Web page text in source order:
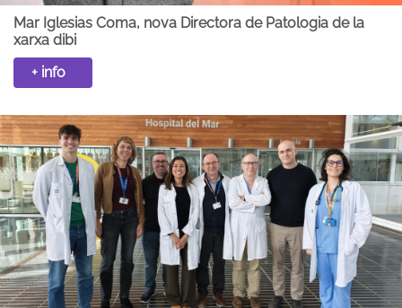
Mar Iglesias Coma, nova Directora de Patologia de la
xarxa dibi
+ info